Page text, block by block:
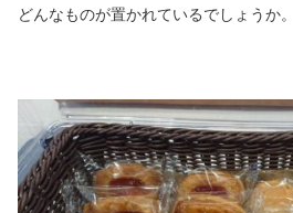
どんなものが置かれているでしょうか。